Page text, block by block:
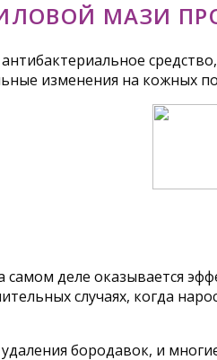
МАЗИ
изменения на кожных
деле оказывается
случаях, когда
бородавок, и